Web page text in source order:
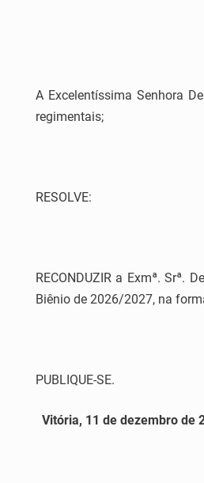
A Excelentíssima Senhora
regimentais;
RESOLVE:
RECONDUZIR a Exmª. Srª.
Biênio de 2026/2027, na
PUBLIQUE-SE.
Vitória, 11 de dezembro de